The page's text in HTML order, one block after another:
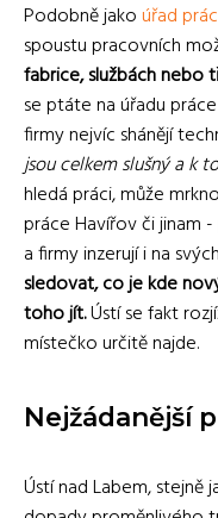
Podobně jakoúřad
spoustu pracovních
fabrice, službách nebo
se ptáte na úřadu
firmy nejvíc shánějí
jsou celkem slušný a k
hledá práci, může
práce Havířov či jinam
a firmy inzerují i na
sledovat, co je kde
toho jít.Ústí se fakt
místečko určitě najde.
Nejžádanější
Ústí nad Labem, stejně